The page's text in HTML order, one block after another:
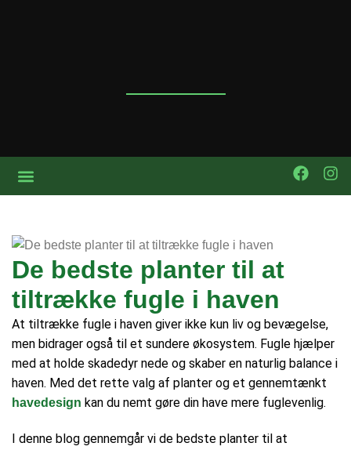
De bedste planter til at
tiltrække fugle i haven
At tiltrække fugle i haven giver ikke kun liv og bevægelse,
men bidrager også til et sundere økosystem. Fugle hjælper
med at holde skadedyr nede og skaber en naturlig balance i
haven. Med det rette valg af planter og et gennemtænkt
havedesign kan du nemt gøre din have mere fuglevenlig.
I denne blog gennemgår vi de bedste planter til at